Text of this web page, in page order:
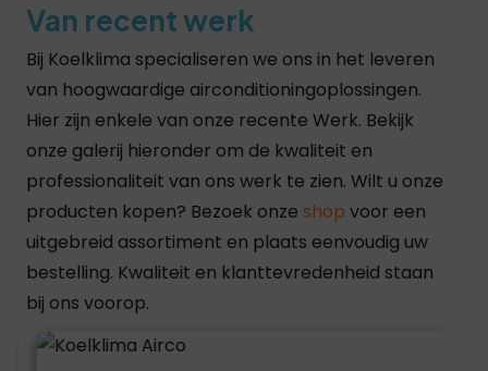
Van recent werk
Bij Koelklima specialiseren we ons in het leveren
van hoogwaardige airconditioningoplossingen.
Hier zijn enkele van onze recente Werk. Bekijk
onze galerij hieronder om de kwaliteit en
professionaliteit van ons werk te zien. Wilt u onze
producten kopen? Bezoek onze shop voor een
uitgebreid assortiment en plaats eenvoudig uw
bestelling. Kwaliteit en klanttevredenheid staan
bij ons voorop.